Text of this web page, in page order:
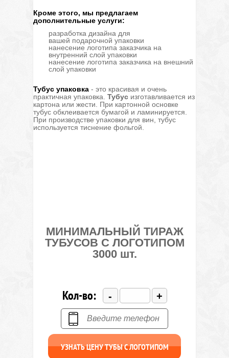
Кроме этого, мы предлагаем
дополнительные услуги:
разработка дизайна для
вашей подарочной упаковки
нанесение логотипа заказчика на
внутренний слой упаковки
нанесение логотипа заказчика на внешний
слой упаковки
Тубус упаковка - это красивая и очень
практичная упаковка. Тубус изготавливается из
картона или жести. При картонной основке
тубус обклеивается бумагой и ламинируется.
При производстве упаковки для вин, тубус
используется тиснение фольгой.
МИНИМАЛЬНЫЙ ТИРАЖ
ТУБУСОВ С ЛОГОТИПОМ
3000 шт.
Кол-во: - +